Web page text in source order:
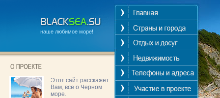
наше любимое море!
Этот сайт расскажет
Вам, все о Черном
море.